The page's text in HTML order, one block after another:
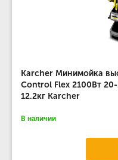
Karcher Минимойка
Control Flex 2100Вт
12.2кг Karcher
В наличии